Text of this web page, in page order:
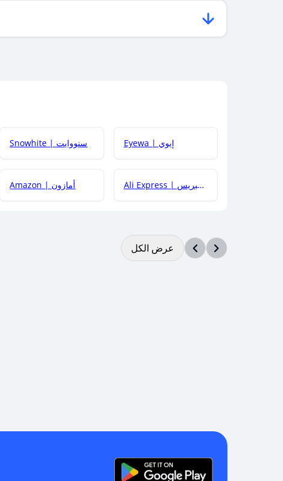
Snowhite | سنووايت Eyewa | إيوي
Amazon | أمازون Ali Express | علي إكسبريس
عرض الكل